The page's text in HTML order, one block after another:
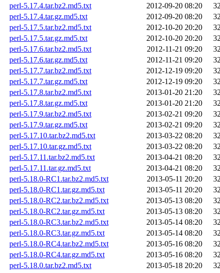
perl-5.17.4.tar.bz2.md5.txt
2012-09-20 08:20
perl-5.17.4.tar.gz.md5.txt
2012-09-20 08:20
perl-5.17.5.tar.bz2.md5.txt
2012-10-20 20:20
perl-5.17.5.tar.gz.md5.txt
2012-10-20 20:20
perl-5.17.6.tar.bz2.md5.txt
2012-11-21 09:20
perl-5.17.6.tar.gz.md5.txt
2012-11-21 09:20
perl-5.17.7.tar.bz2.md5.txt
2012-12-19 09:20
perl-5.17.7.tar.gz.md5.txt
2012-12-19 09:20
perl-5.17.8.tar.bz2.md5.txt
2013-01-20 21:20
perl-5.17.8.tar.gz.md5.txt
2013-01-20 21:20
perl-5.17.9.tar.bz2.md5.txt
2013-02-21 09:20
perl-5.17.9.tar.gz.md5.txt
2013-02-21 09:20
perl-5.17.10.tar.bz2.md5.txt
2013-03-22 08:20
perl-5.17.10.tar.gz.md5.txt
2013-03-22 08:20
perl-5.17.11.tar.bz2.md5.txt
2013-04-21 08:20
perl-5.17.11.tar.gz.md5.txt
2013-04-21 08:20
perl-5.18.0-RC1.tar.bz2.md5.txt
2013-05-11 20:20
perl-5.18.0-RC1.tar.gz.md5.txt
2013-05-11 20:20
perl-5.18.0-RC2.tar.bz2.md5.txt
2013-05-13 08:20
perl-5.18.0-RC2.tar.gz.md5.txt
2013-05-13 08:20
perl-5.18.0-RC3.tar.bz2.md5.txt
2013-05-14 08:20
perl-5.18.0-RC3.tar.gz.md5.txt
2013-05-14 08:20
perl-5.18.0-RC4.tar.bz2.md5.txt
2013-05-16 08:20
perl-5.18.0-RC4.tar.gz.md5.txt
2013-05-16 08:20
perl-5.18.0.tar.bz2.md5.txt
2013-05-18 20:20